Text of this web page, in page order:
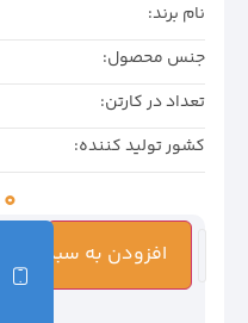
نام برند:
جنس محصول:
تعداد در کارتن:
کشور تولید کننده:
0
افزودن به سبد خرید